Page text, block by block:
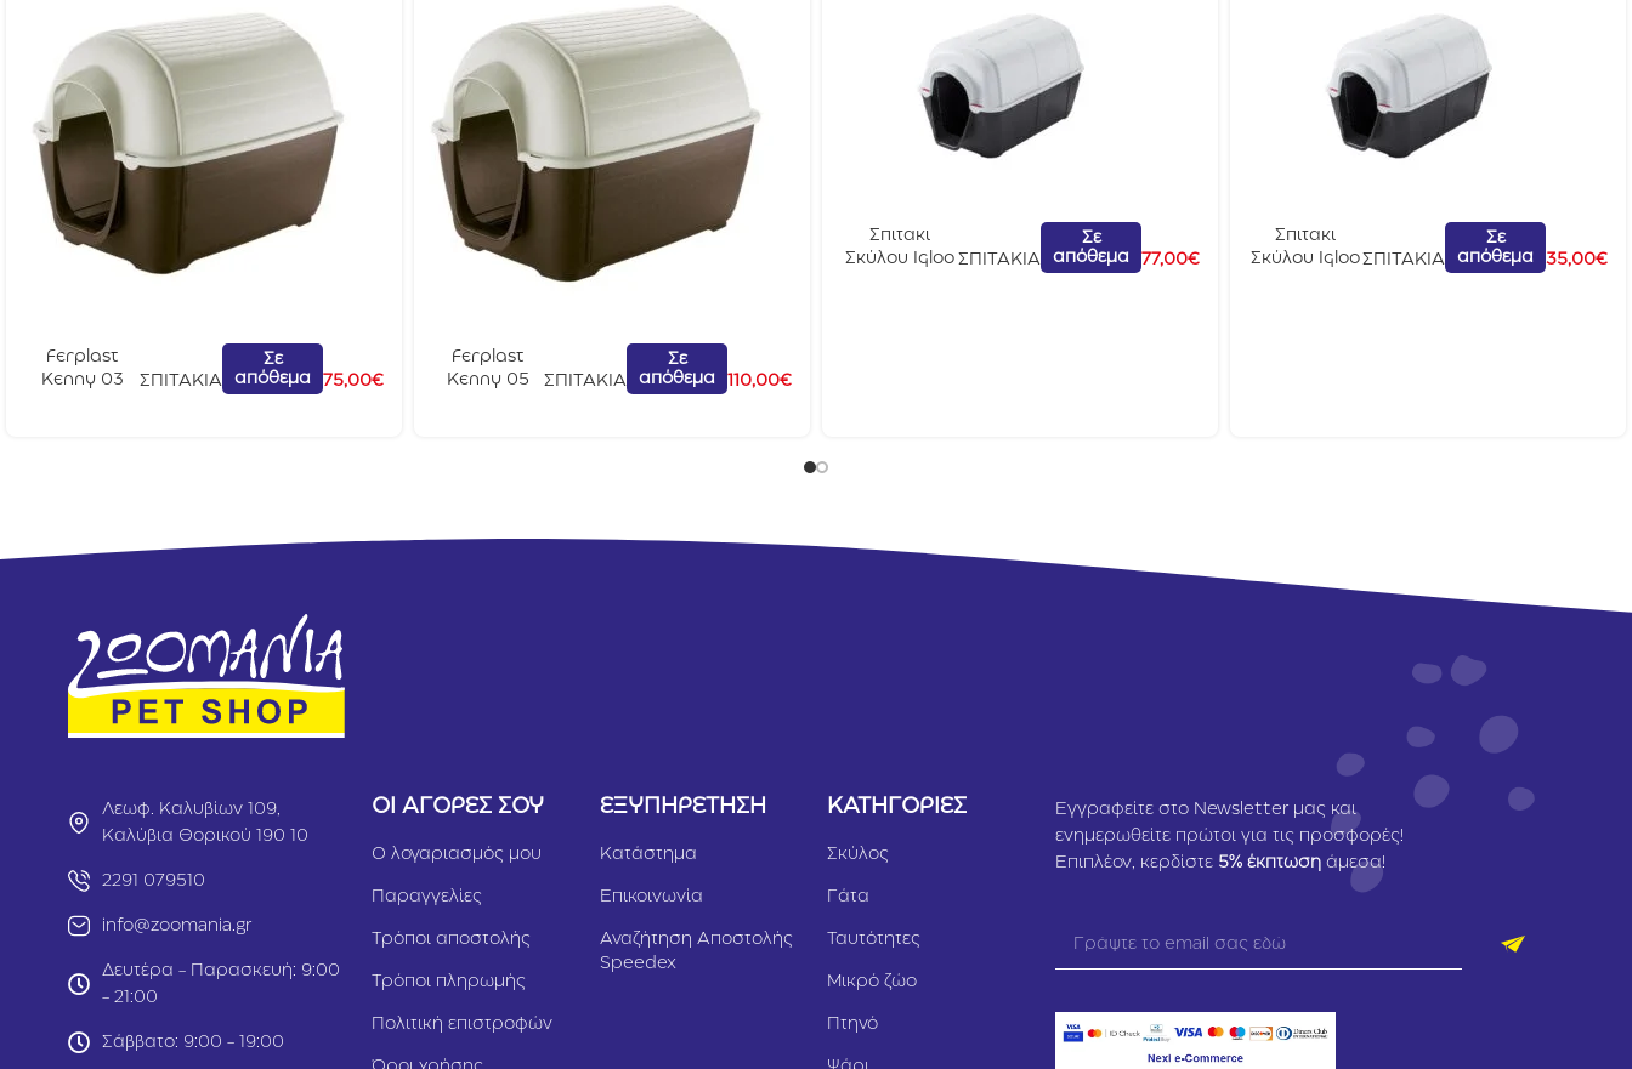
Ferplast
Kenny 03
ΣΠΙΤΑΚΙΑ
Σε
απόθεμα
75,00€
Ferplast
Kenny 05
ΣΠΙΤΑΚΙΑ
Σε
απόθεμα
110,00€
Σπιτακι
Σκύλου Igloo ΣΠΙΤΑΚΙΑ
Σε
απόθεμα
77,00€
Σπιτακι
Σκύλου Igloo ΣΠΙΤΑΚΙΑ
Σε
απόθεμα
35,00€
Λεωφ. Καλυβίων 109,
Καλύβια Θορικού 190 10
2291 079510
info@zoomania.gr
Δευτέρα - Παρασκευή: 9:00
- 21:00
Σάββατο: 9:00 - 19:00
ΟΙ ΑΓΟΡΕΣ ΣΟΥ
Ο λογαριασμός μου
Παραγγελίες
Τρόποι αποστολής
Τρόποι πληρωμής
Πολιτική επιστροφών
ΕΞΥΠΗΡΕΤΗΣΗ
Κατάστημα
Επικοινωνία
Αναζήτηση Αποστολής
Speedex
ΚΑΤΗΓΟΡΙΕΣ
Σκύλος
Γάτα
Ταυτότητες
Μικρό ζώο
Πτηνό
Εγγραφείτε στο Newsletter μας και
ενημερωθείτε πρώτοι για τις προσφορές!
Επιπλέον, κερδίστε 5% έκπτωση άμεσα!